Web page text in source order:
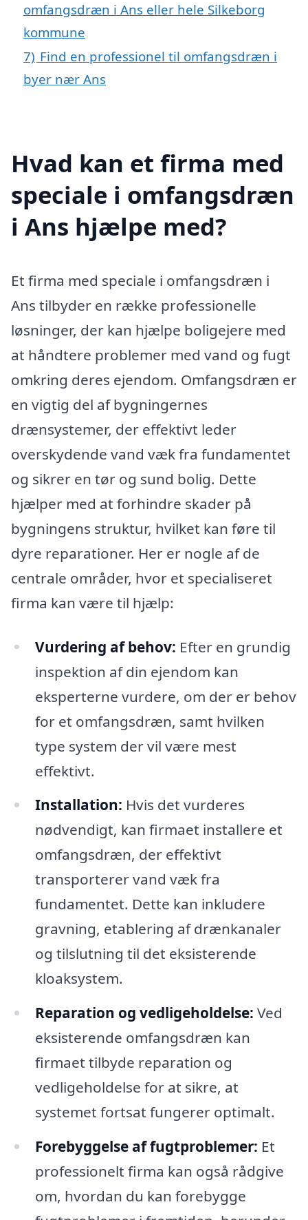
omfangsdræn i Ans eller hele Silkeborg
kommune
7) Find en professionel til omfangsdræn i
byer nær Ans
Hvad kan et firma med
speciale i omfangsdræn
i Ans hjælpe med?
Et firma med speciale i omfangsdræn i
Ans tilbyder en række professionelle
løsninger, der kan hjælpe boligejere med
at håndtere problemer med vand og fugt
omkring deres ejendom. Omfangsdræn er
en vigtig del af bygningernes
drænsystemer, der effektivt leder
overskydende vand væk fra fundamentet
og sikrer en tør og sund bolig. Dette
hjælper med at forhindre skader på
bygningens struktur, hvilket kan føre til
dyre reparationer. Her er nogle af de
centrale områder, hvor et specialiseret
firma kan være til hjælp:
Vurdering af behov: Efter en grundig
inspektion af din ejendom kan
eksperterne vurdere, om der er behov
for et omfangsdræn, samt hvilken
type system der vil være mest
effektivt.
Installation: Hvis det vurderes
nødvendigt, kan firmaet installere et
omfangsdræn, der effektivt
transporterer vand væk fra
fundamentet. Dette kan inkludere
gravning, etablering af drænkanaler
og tilslutning til det eksisterende
kloaksystem.
Reparation og vedligeholdelse: Ved
eksisterende omfangsdræn kan
firmaet tilbyde reparation og
vedligeholdelse for at sikre, at
systemet fortsat fungerer optimalt.
Forebyggelse af fugtproblemer: Et
professionelt firma kan også rådgive
om, hvordan du kan forebygge